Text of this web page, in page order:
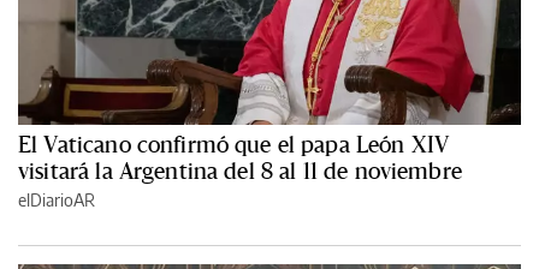
El Vaticano confirmó que el papa León XIV
visitará la Argentina del 8 al 11 de noviembre
elDiarioAR